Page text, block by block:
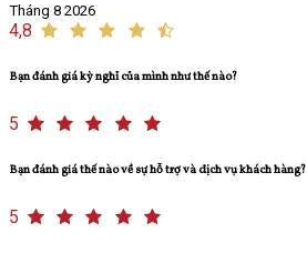
Tháng 8 2026
4,8
Bạn đánh giá kỳ nghỉ của mình như thế nào?
5
Bạn đánh giá thế nào về sự hỗ trợ và dịch vụ khách hàng?
5